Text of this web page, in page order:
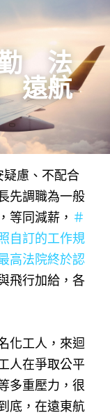
　法
遠航
慮、不配合
先調職為一般
等同減薪， ＃
自訂的工作規
高法院終於認
飛行加給，各
化工人，來迴
人在爭取公平
多重壓力，很
底，在遠東航